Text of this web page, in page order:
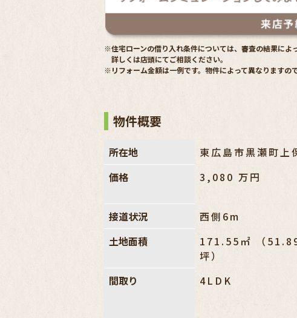
※住宅ローンの借り入れ条件については、審査の結果によっ
詳しくは店頭にてご相談ください。
※リフォーム金額は一例です。物件によって異なりますの
物件概要
所在地
東広島市黒瀬町上
価格
3,080 万円
接道状況
西側6m
土地面積
171.55㎡ （
坪）
間取り
4LDK